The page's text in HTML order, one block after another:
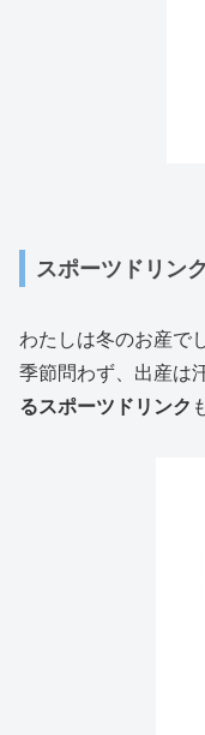
スポーツドリンク
わたしは冬のお産で
季節問わず、出産は
るスポーツドリンク